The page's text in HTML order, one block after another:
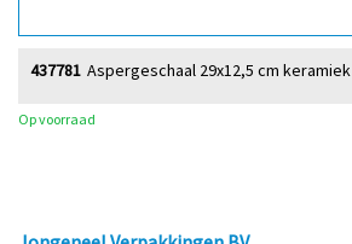
Aspergeschaal 29x12,5 cm keramiek
437781
Op voorraad